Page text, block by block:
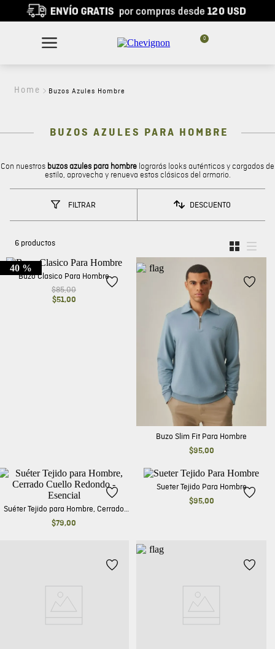
0
Buzos Azules Hombre
BUZOS AZULES PARA HOMBRE
Con nuestros buzos azules para hombre lograrás looks auténticos y cargados de
estilo, aprovecha y renueva estos clásicos del armario.
FILTRAR DESCUENTO
6 productos
40 %
Buzo Clasico Para Hombre
$85,00
$51,00
Buzo Slim Fit Para Hombre
$95,00
Suéter Tejido para Hombre, Cerrado
Cuello Redondo - Esencial
$79,00
Sueter Tejido Para Hombre
$95,00